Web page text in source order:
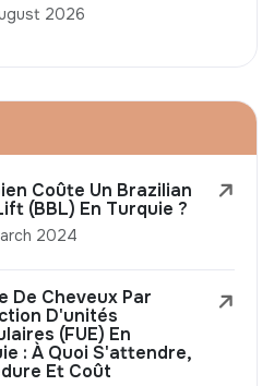
2026
Coûte Un Brazilian
(BBL) En Turquie ?
2024
De Cheveux Par
D'unités
(FUE) En
: À Quoi S'attendre,
Et Coût